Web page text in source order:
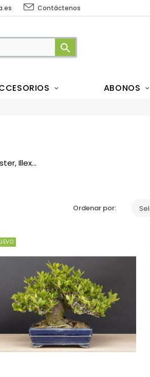
Contáctenos
search
ABONOS
Illex...
Ordenar por: